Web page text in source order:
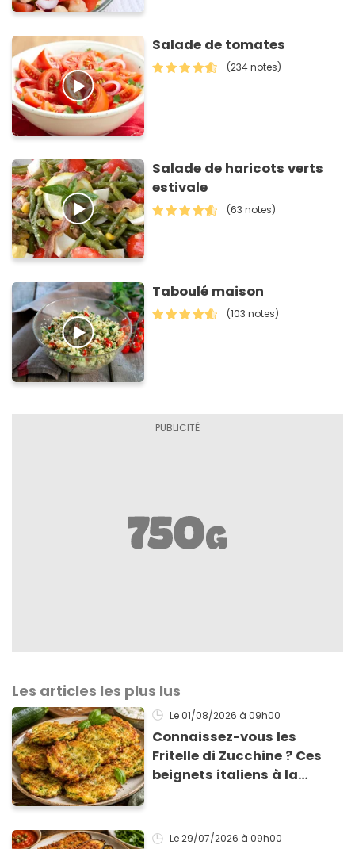
Salade de tomates
(234 notes)
Salade de haricots verts
estivale
(63 notes)
Taboulé maison
(103 notes)
Les articles les plus lus
Le 01/08/2026 à 09h00
Connaissez-vous les
Fritelle di Zucchine ? Ces
beignets italiens à la
Le 29/07/2026 à 09h00